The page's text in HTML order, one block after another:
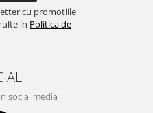
cu promotiile
in Politica de
social media